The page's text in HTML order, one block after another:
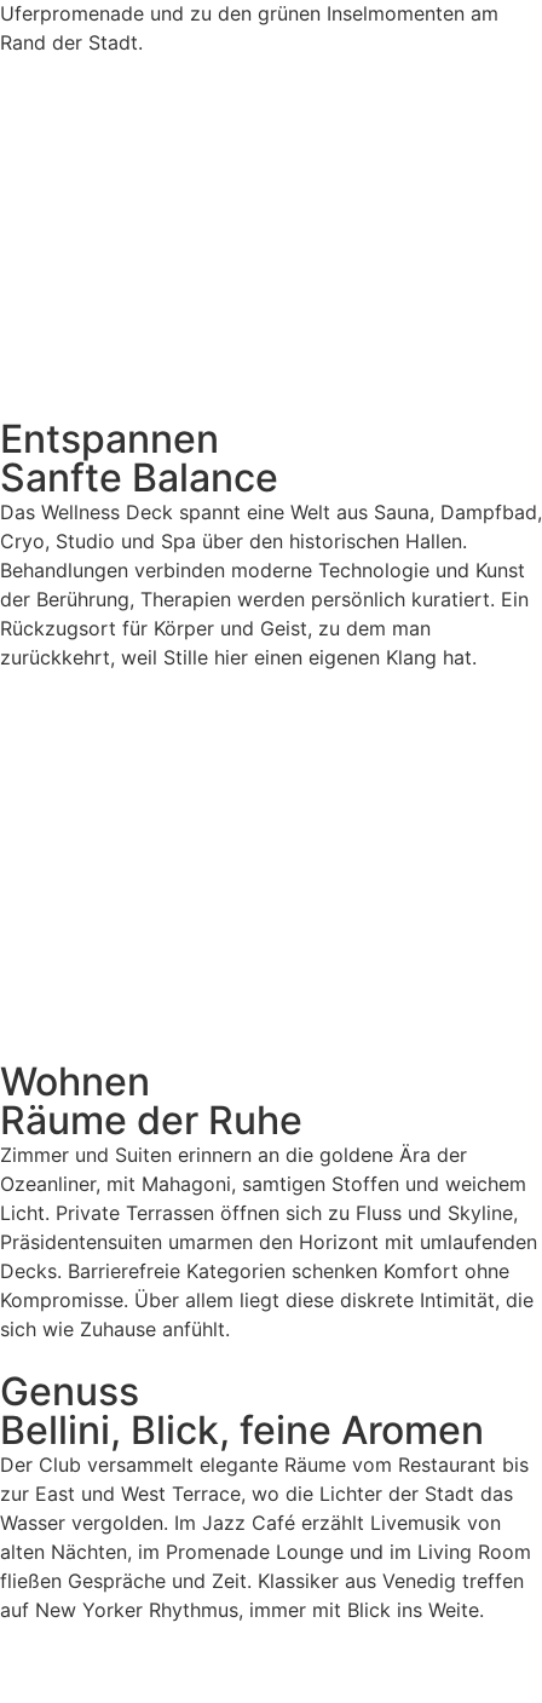
Uferpromenade und zu den grünen Inselmomenten am
Rand der Stadt.
Entspannen
Sanfte Balance
Das Wellness Deck spannt eine Welt aus Sauna, Dampfbad,
Cryo, Studio und Spa über den historischen Hallen.
Behandlungen verbinden moderne Technologie und Kunst
der Berührung, Therapien werden persönlich kuratiert. Ein
Rückzugsort für Körper und Geist, zu dem man
zurückkehrt, weil Stille hier einen eigenen Klang hat.
Wohnen
Räume der Ruhe
Zimmer und Suiten erinnern an die goldene Ära der
Ozeanliner, mit Mahagoni, samtigen Stoffen und weichem
Licht. Private Terrassen öffnen sich zu Fluss und Skyline,
Präsidentensuiten umarmen den Horizont mit umlaufenden
Decks. Barrierefreie Kategorien schenken Komfort ohne
Kompromisse. Über allem liegt diese diskrete Intimität, die
sich wie Zuhause anfühlt.
Genuss
Bellini, Blick, feine Aromen
Der Club versammelt elegante Räume vom Restaurant bis
zur East und West Terrace, wo die Lichter der Stadt das
Wasser vergolden. Im Jazz Café erzählt Livemusik von
alten Nächten, im Promenade Lounge und im Living Room
fließen Gespräche und Zeit. Klassiker aus Venedig treffen
auf New Yorker Rhythmus, immer mit Blick ins Weite.